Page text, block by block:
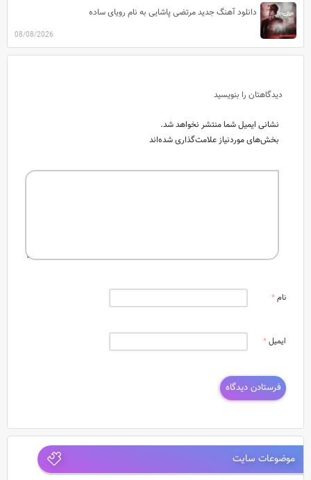
دانلود آهنگ جدید مرتضی پاشایی به نام رویای ساده
08/08/2026
دیدگاهتان را بنویسید
نشانی ایمیل شما منتشر نخواهد شد.
بخش‌های موردنیاز علامت‌گذاری شده‌اند
نام*
ایمیل*
موضوعات سایت